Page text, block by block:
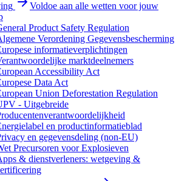
Voldoe aan alle wetten voor jouw
Product Safety Regulation
Verordening Gegevensbescherming
informatieverplichtingen
marktdeelnemers
Accessibility Act
Data Act
Union Deforestation Regulation
- Uitgebreide
en productinformatieblad
en gegevensdeling (non-EU)
Precursoren voor Explosieven
& dienstverleners: wetgeving &